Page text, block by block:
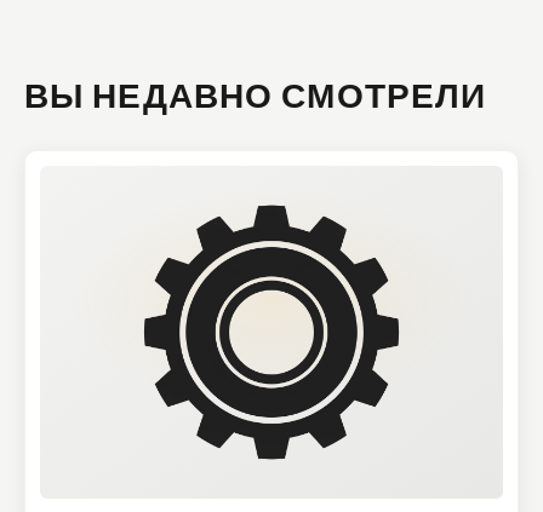
ВЫ НЕДАВНО СМОТРЕЛИ